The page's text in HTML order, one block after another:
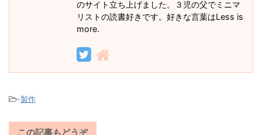
のサイト立ち上げました。３児の父でミニマ
リストの読書好きです。好きな言葉はLess is
more.
-製作
この記事もどうぞ